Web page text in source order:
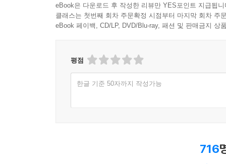
eBook은 다운로드 후 작성한 리뷰만 YES포인트 지급됩니
클래스는 첫번째 회차 주문확정 시점부터 마지막 회차 주
eBook 페이백, CD/LP, DVD/Blu-ray, 패션 및 판매금지 상
평점
한글 기준 50자까지 작성가능
716